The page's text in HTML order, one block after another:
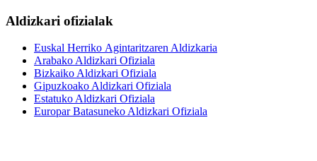
Aldizkari ofizialak
Euskal Herriko Agintaritzaren Aldizkaria
Arabako Aldizkari Ofiziala
Bizkaiko Aldizkari Ofiziala
Gipuzkoako Aldizkari Ofiziala
Estatuko Aldizkari Ofiziala
Europar Batasuneko Aldizkari Ofiziala